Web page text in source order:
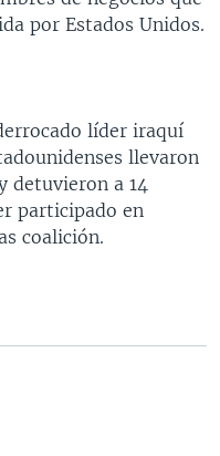
por Estados Unidos.
líder iraquí
llevaron
detuvieron a 14
participado en
coalición.